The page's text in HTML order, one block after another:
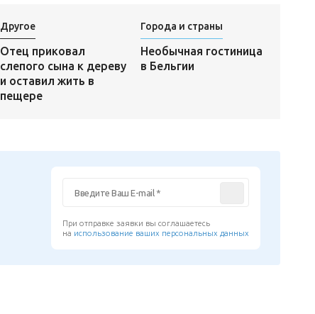
Другое
Отец приковал
слепого сына к дереву
и оставил жить в
пещере
Города и страны
Необычная гостиница
в Бельгии
При отправке заявки вы соглашаетесь
на использование ваших персональных данных